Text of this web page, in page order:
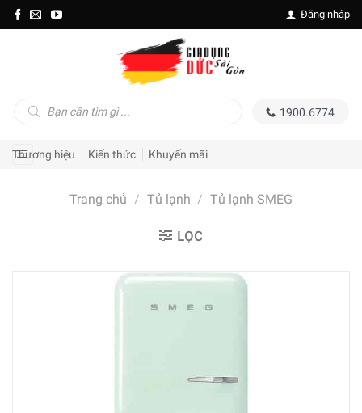
Skip
to
Đăng nhập
kiếm
1900.6774
Thương hiệu Kiến thức Khuyến mãi
Trang chủ / Tủ lạnh / Tủ lạnh SMEG
LỌC